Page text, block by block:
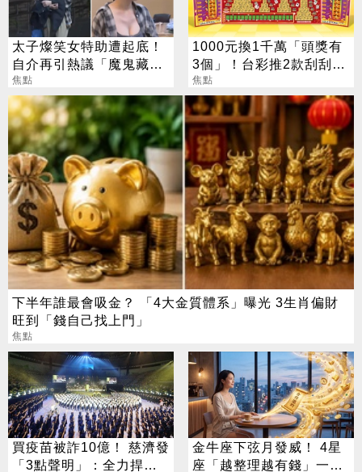
太子燦笑女特助遭起底！
自介再引熱議「魔鬼藏在
細節裡」
焦點
1000元換1千萬「頭獎有
3個」！台彩推2款刮刮樂
總獎金逾33億
焦點
下半年誰最會吸金？ 「4大金質體系」曝光 3生肖偏財
旺到「錢自己找上門」
焦點
買疫苗被詐10億！ 慈濟發
「3點聲明」：全力捍衛
金牛座下弦月發威！ 4星
座「越整理越有錢」一路